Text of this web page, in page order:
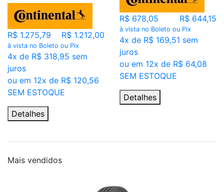
R$ 1.275,79 R$ 1.212,00
à vista no Boleto ou Pix
4x de R$ 318,95 sem
juros
ou em 12x de R$ 120,56
SEM ESTOQUE
Detalhes
R$ 678,05 R$ 644,15
à vista no Boleto ou Pix
4x de R$ 169,51 sem
juros
ou em 12x de R$ 64,08
SEM ESTOQUE
Detalhes
Mais vendidos